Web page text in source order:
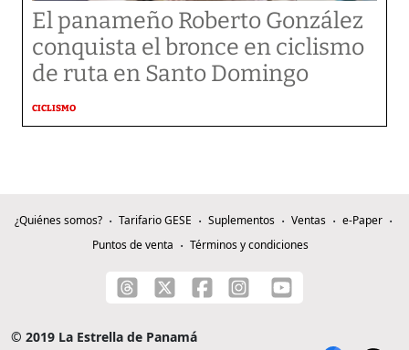
El panameño Roberto González
conquista el bronce en ciclismo
de ruta en Santo Domingo
CICLISMO
¿Quiénes somos? Tarifario GESE Suplementos Ventas
e-Paper
Puntos de venta
Términos y condiciones
© 2019 La Estrella de Panamá